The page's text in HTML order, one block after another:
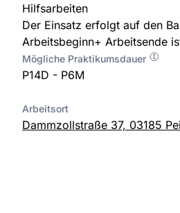
Hilfsarbeiten
Der Einsatz erfolgt auf den
Arbeitsbeginn+ Arbeitsende
Mögliche Praktikumsdauer
P14D - P6M
Arbeitsort
Dammzollstraße 37, 03185